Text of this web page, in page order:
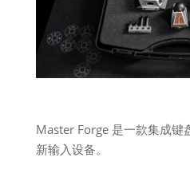
Master Forge 是一款集成键
新输入设备。